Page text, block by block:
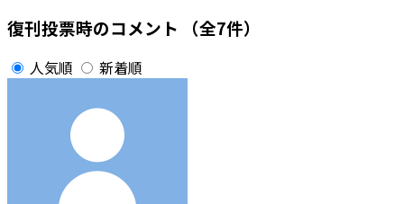
復刊投票時のコメント （全7件）
人気順 新着順